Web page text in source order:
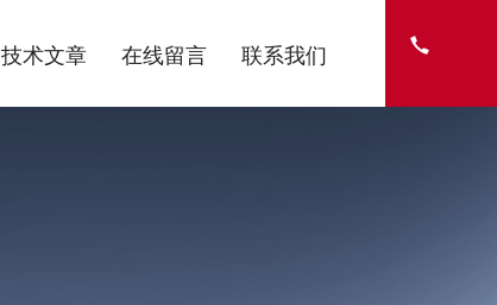
技术文章 在线留言 联系我们